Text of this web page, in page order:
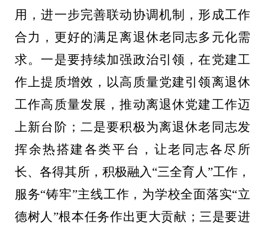
用，进一步完善联动协调机制，形成工作
合力，更好的满足离退休老同志多元化需
求。一是要持续加强政治引领，在党建工
作上提质增效，以高质量党建引领离退休
工作高质量发展，推动离退休党建工作迈
上新台阶；二是要积极为离退休老同志发
挥余热搭建各类平台，让老同志各尽所
长、各得其所，积极融入 “三全育人”工作，
服务“铸牢”主线工作， 为学校全面落实“立
德树人”根本任务作出更大贡献；三是要进